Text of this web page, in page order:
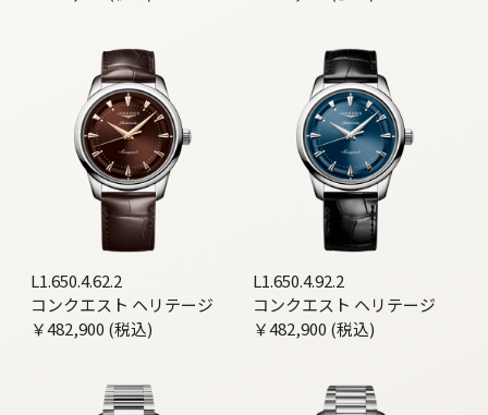
L1.650.4.62.2
コンクエスト ヘリテージ
￥482,900 (税込)
L1.650.4.92.2
コンクエスト ヘリテージ
￥482,900 (税込)